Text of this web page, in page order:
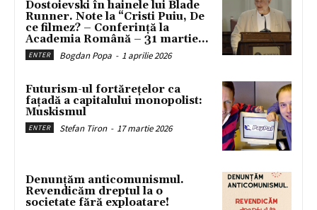
Dostoievski în hainele lui Blade
Runner. Note la “Cristi Puiu, De
ce filmez? – Conferință la
Academia Română – 31 martie...
ENTER Bogdan Popa - 1 aprilie 2026
Futurism-ul fortărețelor ca
fațadă a capitalului monopolist:
Muskismul
ENTER Stefan Tiron - 17 martie 2026
Denunțăm anticomunismul.
Revendicăm dreptul la o
societate fără exploatare!